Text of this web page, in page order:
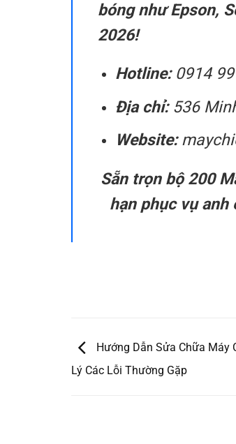
bóng như Epson,
2026!
Hotline:0914
Địa chỉ:536
Website:
Sẵn trọn bộ 200
hạn phục vụ anh
Hướng Dẫn Sửa Chữa Máy
Lý Các Lỗi Thường Gặp